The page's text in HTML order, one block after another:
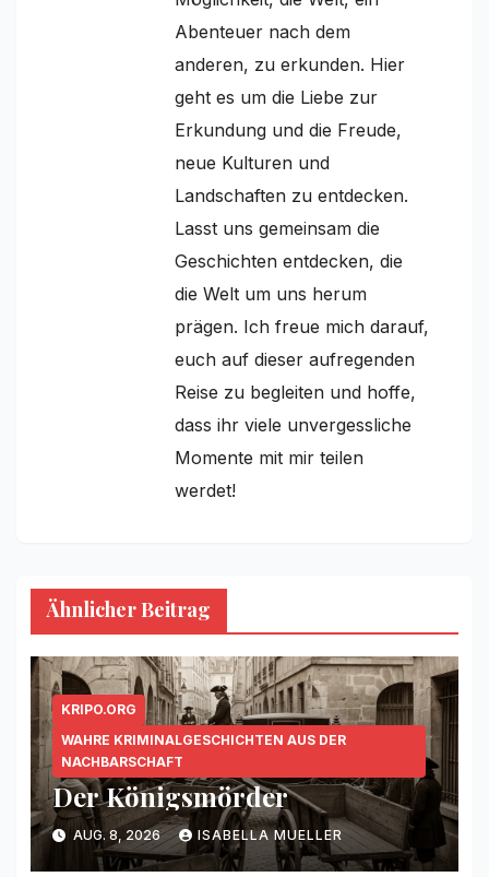
Abenteuer nach dem
anderen, zu erkunden. Hier
geht es um die Liebe zur
Erkundung und die Freude,
neue Kulturen und
Landschaften zu entdecken.
Lasst uns gemeinsam die
Geschichten entdecken, die
die Welt um uns herum
prägen. Ich freue mich darauf,
euch auf dieser aufregenden
Reise zu begleiten und hoffe,
dass ihr viele unvergessliche
Momente mit mir teilen
werdet!
Ähnlicher Beitrag
KRIPO.ORG
WAHRE KRIMINALGESCHICHTEN AUS DER
NACHBARSCHAFT
Der Königsmörder
AUG. 8, 2026 ISABELLA MUELLER